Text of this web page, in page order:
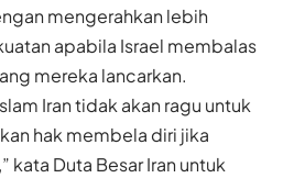
mengerahkan lebih
apabila Israel membalas
mereka lancarkan.
Iran tidak akan ragu untuk
hak membela diri jika
kata Duta Besar Iran untuk